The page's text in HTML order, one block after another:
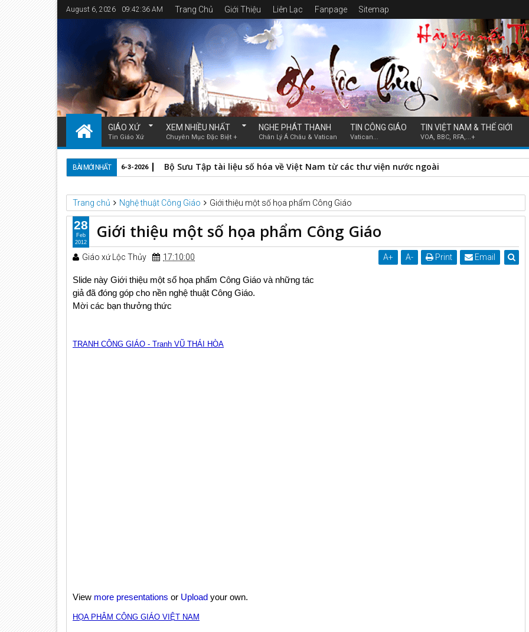
August 6, 2026 09:42:37 AM Trang Chủ Giới Thiệu Liên Lạc Fanpage Sitemap
GIÁO XỨ
Tin Giáo Xứ
XEM NHIỀU NHẤT
Chuyên Mục Đặc Biệt +
NGHE PHÁT THANH
Chân Lý Á Châu & Vatican
TIN CÔNG GIÁO
Vatican...
TIN VIỆT NAM & THẾ GIỚI
VOA, BBC, RFA,...+
BÀI MỚI NHẤT Bộ Sưu Tập tài liệu số hóa về Việt Nam từ các thư viện nước ngoài
6-3-2026
Trang chủ Nghệ thuật Công Giáo Giới thiệu một số họa phẩm Công Giáo
Giới thiệu một số họa phẩm Công Giáo
Giáo xứ Lộc Thủy 17:10:00 A+ A- Print Email
Slide này Giới thiệu một số họa phẩm Công Giáo và những tác
giả đã đóng góp cho nền nghệ thuật Công Giáo.
Mời các bạn thưởng thức
TRANH CÔNG GIÁO - Tranh VŨ THÁI HÒA
View more presentations or Upload your own.
HỌA PHÂM CÔNG GIÁO VIỆT NAM
28
Feb
2012